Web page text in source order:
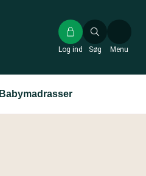
Søg
Log ind Menu
Babymadrasser